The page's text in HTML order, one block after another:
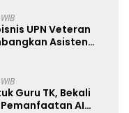
UPN Veteran
Asisten
Guru TK, Bekali
AI